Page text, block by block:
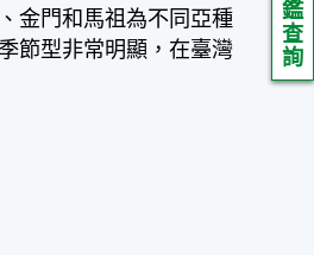
鑑
查
詢
金門和馬祖為不同亞種
節型非常明顯，在臺灣